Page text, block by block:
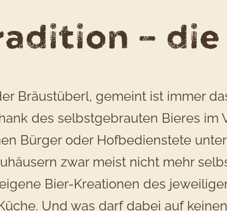
–
Bräustüberl, gemeint ist immer
des selbstgebrauten Bieres
Bürger oder Hofbedienstete
zwar meist nicht mehr
Bier-Kreationen des
Und was darf dabei auf